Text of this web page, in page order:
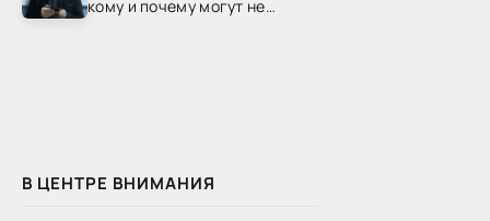
кому и почему могут не
В ЦЕНТРЕ ВНИМАНИЯ